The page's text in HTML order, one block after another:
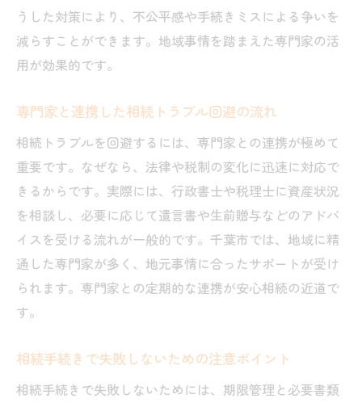
うした対策により、不公平感や手続きミスによる争いを
減らすことができます。地域事情を踏まえた専門家の活
用が効果的です。
専門家と連携した相続トラブル回避の流れ
相続トラブルを回避するには、専門家との連携が極めて
重要です。なぜなら、法律や税制の変化に迅速に対応で
きるからです。実際には、行政書士や税理士に資産状況
を相談し、必要に応じて遺言書や生前贈与などのアドバ
イスを受ける流れが一般的です。千葉市では、地域に精
通した専門家が多く、地元事情に合ったサポートが受け
られます。専門家との定期的な連携が安心相続の近道で
す。
相続手続きで失敗しないための注意ポイント
相続手続きで失敗しないためには、期限管理と必要書類